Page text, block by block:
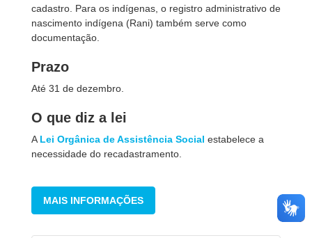
cadastro. Para os indígenas, o registro administrativo de
nascimento indígena (Rani) também serve como
documentação.
Prazo
Até 31 de dezembro.
O que diz a lei
A Lei Orgânica de Assistência Social estabelece a
necessidade do recadastramento.
MAIS INFORMAÇÕES